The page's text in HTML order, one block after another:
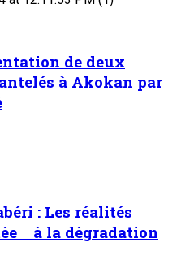
de deux
à Akokan par
: Les réalités
à la dégradation